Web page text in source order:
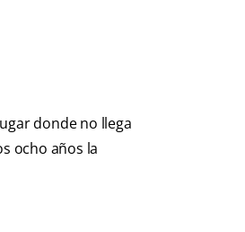
donde no llega
ocho años la